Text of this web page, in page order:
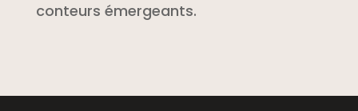
conteurs émergeants.